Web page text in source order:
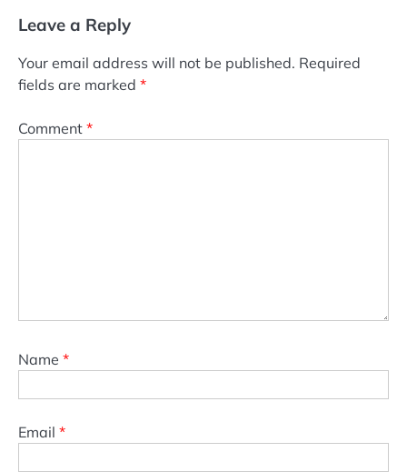
Leave a Reply
Your email address will not be published. Required
fields are marked *
Comment *
Name *
Email *